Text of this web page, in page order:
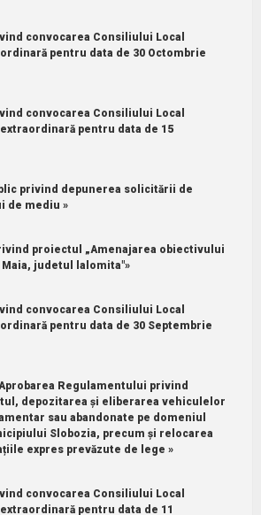
convocarea Consiliului Local
pentru data de 30 Octombrie
convocarea Consiliului Local
pentru data de 15
privind depunerea solicitării de
de mediu »
proiectul „Amenajarea obiectivului
judetul lalomita"»
convocarea Consiliului Local
pentru data de 30 Septembrie
Regulamentului privind
depozitarea și eliberarea vehiculelor
sau abandonate pe domeniul
Slobozia, precum și relocarea
expres prevăzute de lege »
convocarea Consiliului Local
pentru data de 11